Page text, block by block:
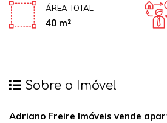
ÁREA TOTAL
40 m²
Sobre o Imóvel
Adriano Freire Imóveis vende